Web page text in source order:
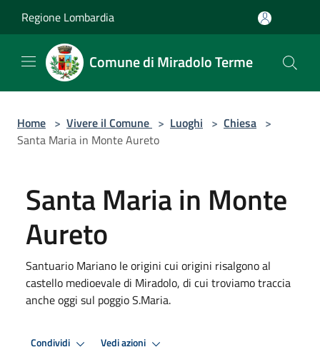
Regione Lombardia
Comune di Miradolo Terme
Home > Vivere il Comune > Luoghi > Chiesa >
Santa Maria in Monte Aureto
Santa Maria in Monte
Aureto
Santuario Mariano le origini cui origini risalgono al
castello medioevale di Miradolo, di cui troviamo traccia
anche oggi sul poggio S.Maria.
Condividi Vedi azioni